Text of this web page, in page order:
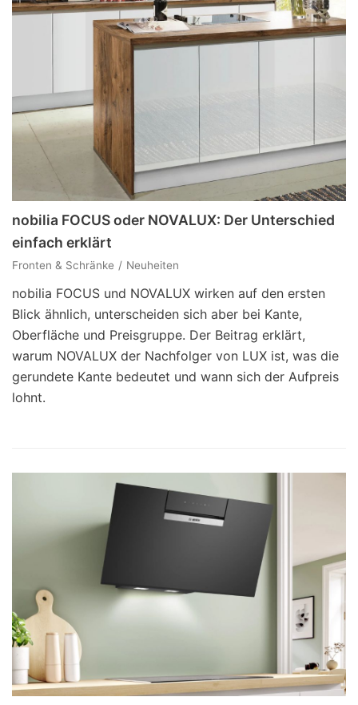
nobilia FOCUS oder NOVALUX: Der Unterschied
einfach erklärt
Fronten & Schränke Neuheiten
nobilia FOCUS und NOVALUX wirken auf den ersten
Blick ähnlich, unterscheiden sich aber bei Kante,
Oberfläche und Preisgruppe. Der Beitrag erklärt,
warum NOVALUX der Nachfolger von LUX ist, was die
gerundete Kante bedeutet und wann sich der Aufpreis
lohnt.